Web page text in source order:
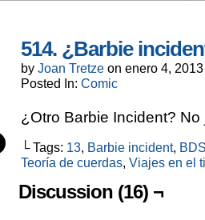
514. ¿Barbie
by Joan Tretze on enero 4, 2013
Posted In: Comic
¿Otro Barbie Incident?
└ Tags: 13, Barbie incident,
Teoría de cuerdas, Viajes en el
Discussion (16) ¬